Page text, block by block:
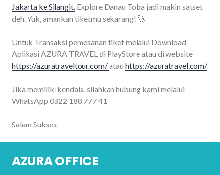
Jakarta ke Silangit. Explore Danau Toba jadi makin satset
deh. Yuk, amankan tiketmu sekarang! 🚀
Untuk Transaksi pemesanan tiket melalui Download
Aplikasi AZURA TRAVEL di PlayStore atau di website
https://azuratraveltour.com/atau https://azuratravel.com/
Jika memiliki kendala, silahkan hubung kami melalui
WhatsApp 0822 188 777 41
Salam Sukses.
AZURA OFFICE